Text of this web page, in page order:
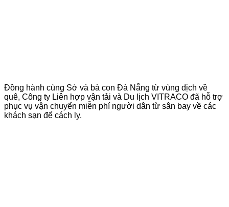
Đồng hành cùng Sở và bà con Đà Nẵng từ vùng dịch về
quê, Công ty Liên hợp vận tải và Du lịch VITRACO đã hỗ trợ
phục vụ vận chuyển miễn phí người dân từ sân bay về các
khách sạn để cách ly.